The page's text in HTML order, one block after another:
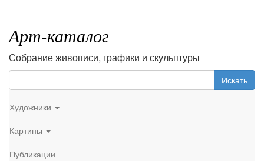
Арт-каталог
Собрание живописи, графики и скульптуры
Искать
Художники
Картины
Публикации